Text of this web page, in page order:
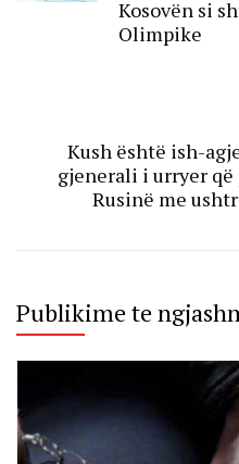
Kosovën si
Olimpike
Kush është ish-
gjenerali i urryer që
Rusinë me
Publikime te